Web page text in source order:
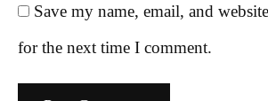
Save my name, email, and
for the next time I comment.